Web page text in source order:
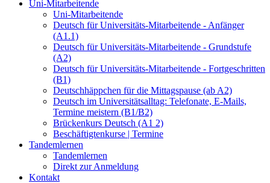
Uni-Mitarbeitende
Uni-Mitarbeitende
Deutsch für Universitäts-Mitarbeitende - Anfänger
(A1.1)
Deutsch für Universitäts-Mitarbeitende - Grundstufe
(A2)
Deutsch für Universitäts-Mitarbeitende - Fortgeschritten
(B1)
Deutschhäppchen für die Mittagspause (ab A2)
Deutsch im Universitätsalltag: Telefonate, E-Mails,
Termine meistern (B1/B2)
Brückenkurs Deutsch (A1 2)
Beschäftigtenkurse | Termine
Tandemlernen
Tandemlernen
Direkt zur Anmeldung
Kontakt